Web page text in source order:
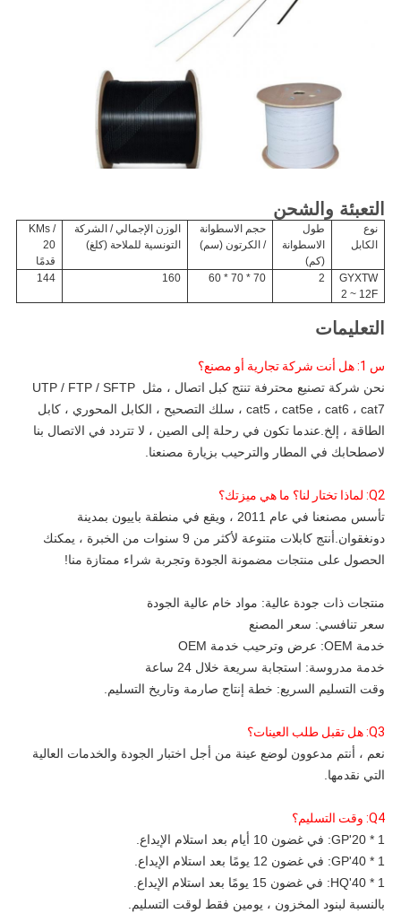
التعبئة والشحن
نوع
الكابل
طول
الاسطوانة
(كم)
حجم الاسطوانة
/ الكرتون (سم)
الوزن الإجمالي / الشركة
التونسية للملاحة (كلغ)
KMs /
20
قدمًا
GYXTW
2 ~ 12F
2
70 * 70 * 60
160
144
التعليمات
س 1: هل أنت شركة تجارية أو مصنع؟
نحن شركة تصنيع محترفة تنتج كبل اتصال ، مثل UTP / FTP / SFTP
لاصطحابك في المطار والترحيب بزيارة مصنعنا.
Q2: لماذا تختار لنا؟ ما هي ميزتك؟
الحصول على منتجات مضمونة الجودة وتجربة شراء ممتازة منا!
منتجات ذات جودة عالية: مواد خام عالية الجودة
سعر تنافسي: سعر المصنع
خدمة OEM: عرض وترحيب خدمة OEM
خدمة مدروسة: استجابة سريعة خلال 24 ساعة
وقت التسليم السريع: خطة إنتاج صارمة وتاريخ التسليم.
Q3: هل تقبل طلب العينات؟
التي نقدمها.
Q4: وقت التسليم؟
1 * 20'GP: في غضون 10 أيام بعد استلام الإيداع.
1 * 40'GP: في غضون 12 يومًا بعد استلام الإيداع.
1 * 40'HQ: في غضون 15 يومًا بعد استلام الإيداع.
بالنسبة لبنود المخزون ، يومين فقط لوقت التسليم.